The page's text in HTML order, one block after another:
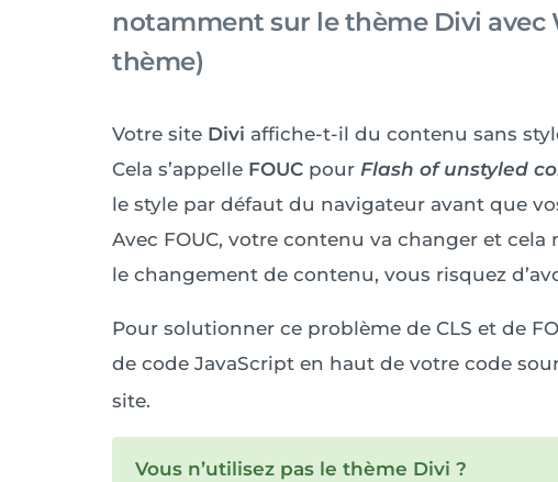
notamment sur le thème Divi avec
thème)
Votre site Divi affiche-t-il du contenu sans
Cela s’appelle FOUC pour Flash of unstyled
le style par défaut du navigateur avant que
Avec FOUC, votre contenu va changer et
le changement de contenu, vous risquez
Pour solutionner ce problème de CLS et de
de code JavaScript en haut de votre code
site.
Vous n’utilisez pas le thème Divi ?